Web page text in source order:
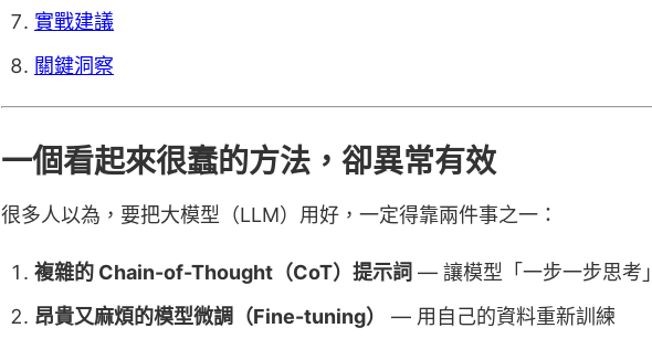
實戰建議
關鍵洞察
一個看起來很蠢的方法，卻異常有效
很多人以為，要把大模型（LLM）用好，一定得靠兩件事之一：
複雜的 Chain-of-Thought（CoT）提示詞 — 讓模型「一步一步思考」
昂貴又麻煩的模型微調（Fine-tuning）
— 用自己的資料重新訓練